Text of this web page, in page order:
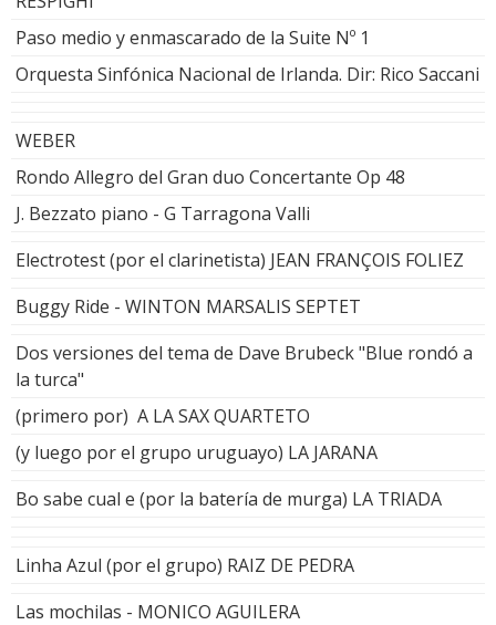
Paso medio y enmascarado de la Suite Nº 1
Orquesta Sinfónica Nacional de Irlanda. Dir: Rico Saccani
WEBER
Rondo Allegro del Gran duo Concertante Op 48
J. Bezzato piano - G Tarragona Valli
Electrotest (por el clarinetista) JEAN FRANÇOIS FOLIEZ
Buggy Ride - WINTON MARSALIS SEPTET
Dos versiones del tema de Dave Brubeck "Blue rondó a
la turca"
(primero por) A LA SAX QUARTETO
(y luego por el grupo uruguayo) LA JARANA
Bo sabe cual e (por la batería de murga) LA TRIADA
Linha Azul (por el grupo) RAIZ DE PEDRA
Las mochilas - MONICO AGUILERA